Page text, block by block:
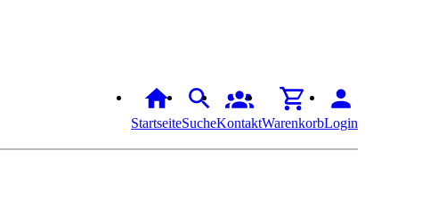
StartseiteSucheKontaktWarenkorbLogin